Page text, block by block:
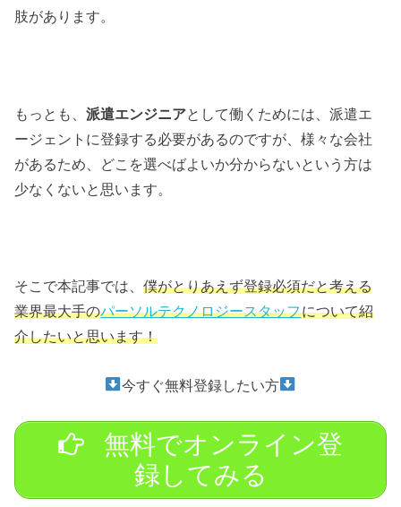
肢があります。
もっとも、派遣エンジニアとして働くためには、派遣エ
ージェントに登録する必要があるのですが、様々な会社
があるため、どこを選べばよいか分からないという方は
少なくないと思います。
そこで本記事では、僕がとりあえず登録必須だと考える
業界最大手のパーソルテクノロジースタッフについて紹
介したいと思います！
今すぐ無料登録したい方
無料でオンライン登
録してみる